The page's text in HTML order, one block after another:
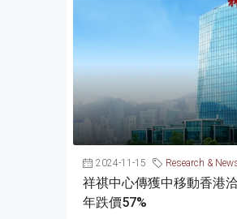
2024-11-15 Research &
祥祺中心傳獲中移動香港
年跌價57%